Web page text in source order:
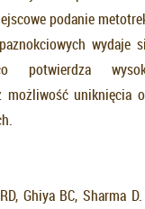
podanie
wydaje
możliwość uniknięcia
Ghiya BC, Sharma